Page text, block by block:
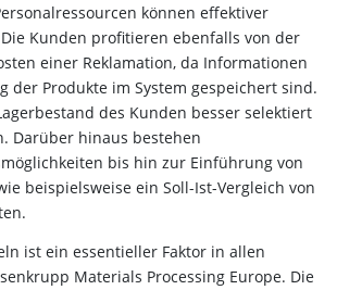
können effektiver
Kunden profitieren ebenfalls von der
einer Reklamation, da Informationen
der Produkte im System gespeichert sind.
des Kunden besser selektiert
Darüber hinaus bestehen
bis hin zur Einführung von
beispielsweise ein Soll-Ist-Vergleich von
ist ein essentieller Faktor in allen
Materials Processing Europe. Die